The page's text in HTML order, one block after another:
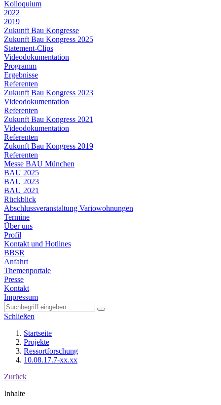
Kolloquium
2022
2019
Zukunft Bau Kongresse
Zukunft Bau Kongress 2025
Statement-Clips
Videodokumentation
Programm
Ergebnisse
Referenten
Zukunft Bau Kongress 2023
Videodokumentation
Referenten
Zukunft Bau Kongress 2021
Videodokumentation
Referenten
Zukunft Bau Kongress 2019
Referenten
Messe BAU München
BAU 2025
BAU 2023
BAU 2021
Rückblick
Abschlussveranstaltung Variowohnungen
Termine
Über uns
Profil
Kontakt und Hotlines
BBSR
Anfahrt
Themenportale
Presse
Kontakt
Impressum
Schließen
Startseite
Projekte
Ressortforschung
10.08.17.7-xx.xx
Zurück
Inhalte